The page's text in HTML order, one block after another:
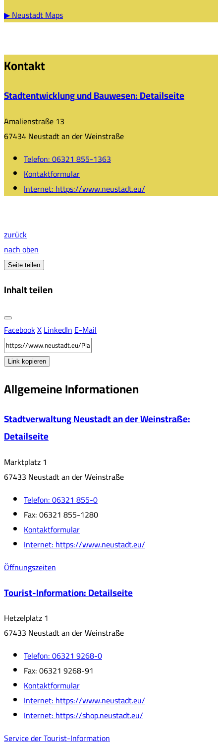
▶ Neustadt Maps
Kontakt
Stadtentwicklung und Bauwesen: Detailseite
Amalienstraße 13
67434 Neustadt an der Weinstraße
Telefon:06321 855-1363
Kontaktformular
Internet:https://www.neustadt.eu/
zurück
nach oben
Seite teilen
Inhalt teilen
FacebookXLinkedInE-Mail
Link kopieren
Allgemeine Informationen
Stadtverwaltung Neustadt an der Weinstraße:
Detailseite
Marktplatz 1
67433 Neustadt an der Weinstraße
Telefon:06321 855-0
Fax:06321 855-1280
Kontaktformular
Internet:https://www.neustadt.eu/
Öffnungszeiten
Tourist-Information: Detailseite
Hetzelplatz 1
67433 Neustadt an der Weinstraße
Telefon:06321 9268-0
Fax:06321 9268-91
Kontaktformular
Internet:https://www.neustadt.eu/
Internet:https://shop.neustadt.eu/
Service der Tourist-Information